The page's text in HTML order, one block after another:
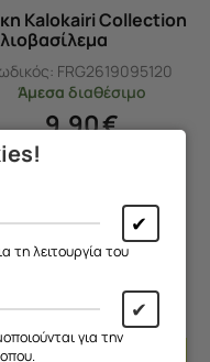
Kalokairi Collection
FRG2619095120
Άμεσα διαθέσιμο
9,90€
✔
τη λειτουργία του
✔
για την